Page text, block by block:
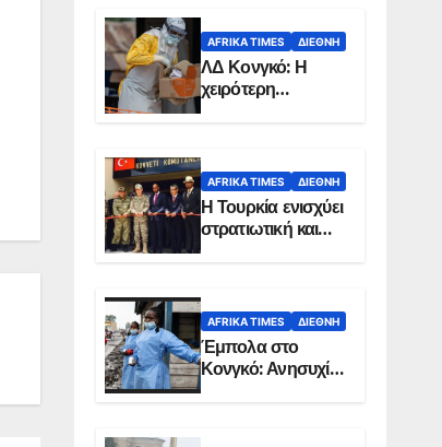
AFRIKA TIMES ΔΙΕΘΝΉ
ΛΔ Κονγκό: Η
χειρότερη
επιδημία Έμπολα
χώρας
AFRIKA TIMES ΔΙΕΘΝΉ
Η Τουρκία ενισχύει
στρατιωτική και
ενεργειακή
Σομαλία
AFRIKA TIMES ΔΙΕΘΝΉ
Έμπολα στο
Κονγκό: Ανησυχία
για τη μεγάλη